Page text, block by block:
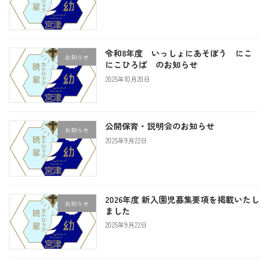
お知らせ
令和8年度 いっしょにあそぼう にこ
にこひろば のお知らせ
2025年10月20日
お知らせ 公開保育・説明会のお知らせ
2025年9月22日
お知らせ
2026年度 新入園児募集要項を掲載いたし
ました
2025年9月22日